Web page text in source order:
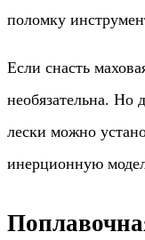
поломку
Если снасть
необязательна. Но
лески можно
инерционную